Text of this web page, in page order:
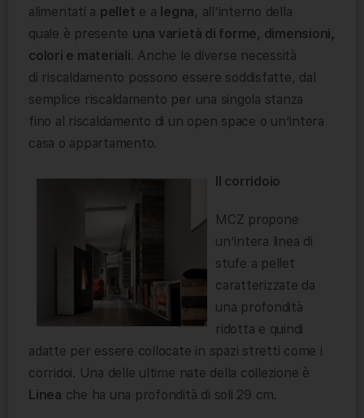
alimentati a pellet e a legna, all’interno della
quale è presente una varietà di forme, dimensioni,
colori e materiali. Anche le diverse necessità
di riscaldamento possono essere soddisfatte, dal
semplice riscaldamento per una singola stanza
fino al riscaldamento di un open space o un’intera
casa o appartamento.
Il corridoio
MCZ propone
un’intera linea di
stufe a pellet
caratterizzate da
una profondità
ridotta e quindi
adatte per essere collocate in spazi stretti come i
corridoi. Una delle ultime nate della collezione è
Linea che ha una profondità di soli 29 cm.